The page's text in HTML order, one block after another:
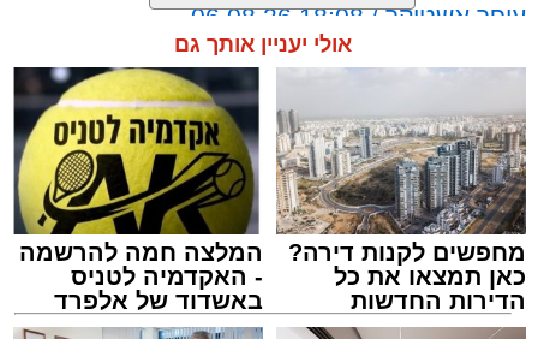
עופר אשטוקר / 18:08 06.08.26
תגים:טיילת המזח הצפוני במרינה באשדוד
אולי יעניין אותך גם
מחפשים לקנות דירה?
כאן תמצאו את כל
הדירות החדשות
למכירה באשדוד >>>
המלצה חמה להרשמה
- האקדמיה לטניס
באשדוד של אלפרד
קריאולנסקי - לילדים